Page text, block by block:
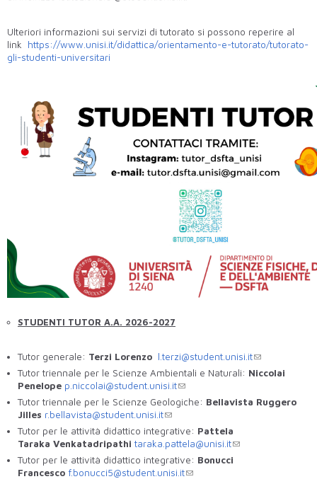
Ulteriori informazioni sui servizi di tutorato si possono reperire al
link https://www.unisi.it/didattica/orientamento-e-tutorato/tutorato-
gli-studenti-universitari
STUDENTI TUTOR A.A. 2026-2027
Tutor generale: Terzi Lorenzo l.terzi@student. unisi.it
Tutor triennale per le Scienze Ambientali e Naturali: Niccolai
Penelope p.niccolai@student. unisi.it
Tutor triennale per le Scienze Geologiche: Bellavista Ruggero
Jilles r.bellavista@student. unisi.it
Tutor per le attività didattico integrative: Pattela
Taraka Venkatadripathi taraka.pattela@unisi.it
Tutor per le attività didattico integrative: Bonucci
Francesco f.bonucci5@student. unisi.it